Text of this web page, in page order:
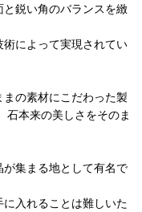
鋭い角のバランスを緻
によって実現されてい
の素材にこだわった製
石本来の美しさをそのま
集まる地として有名で
入れることは難しいた